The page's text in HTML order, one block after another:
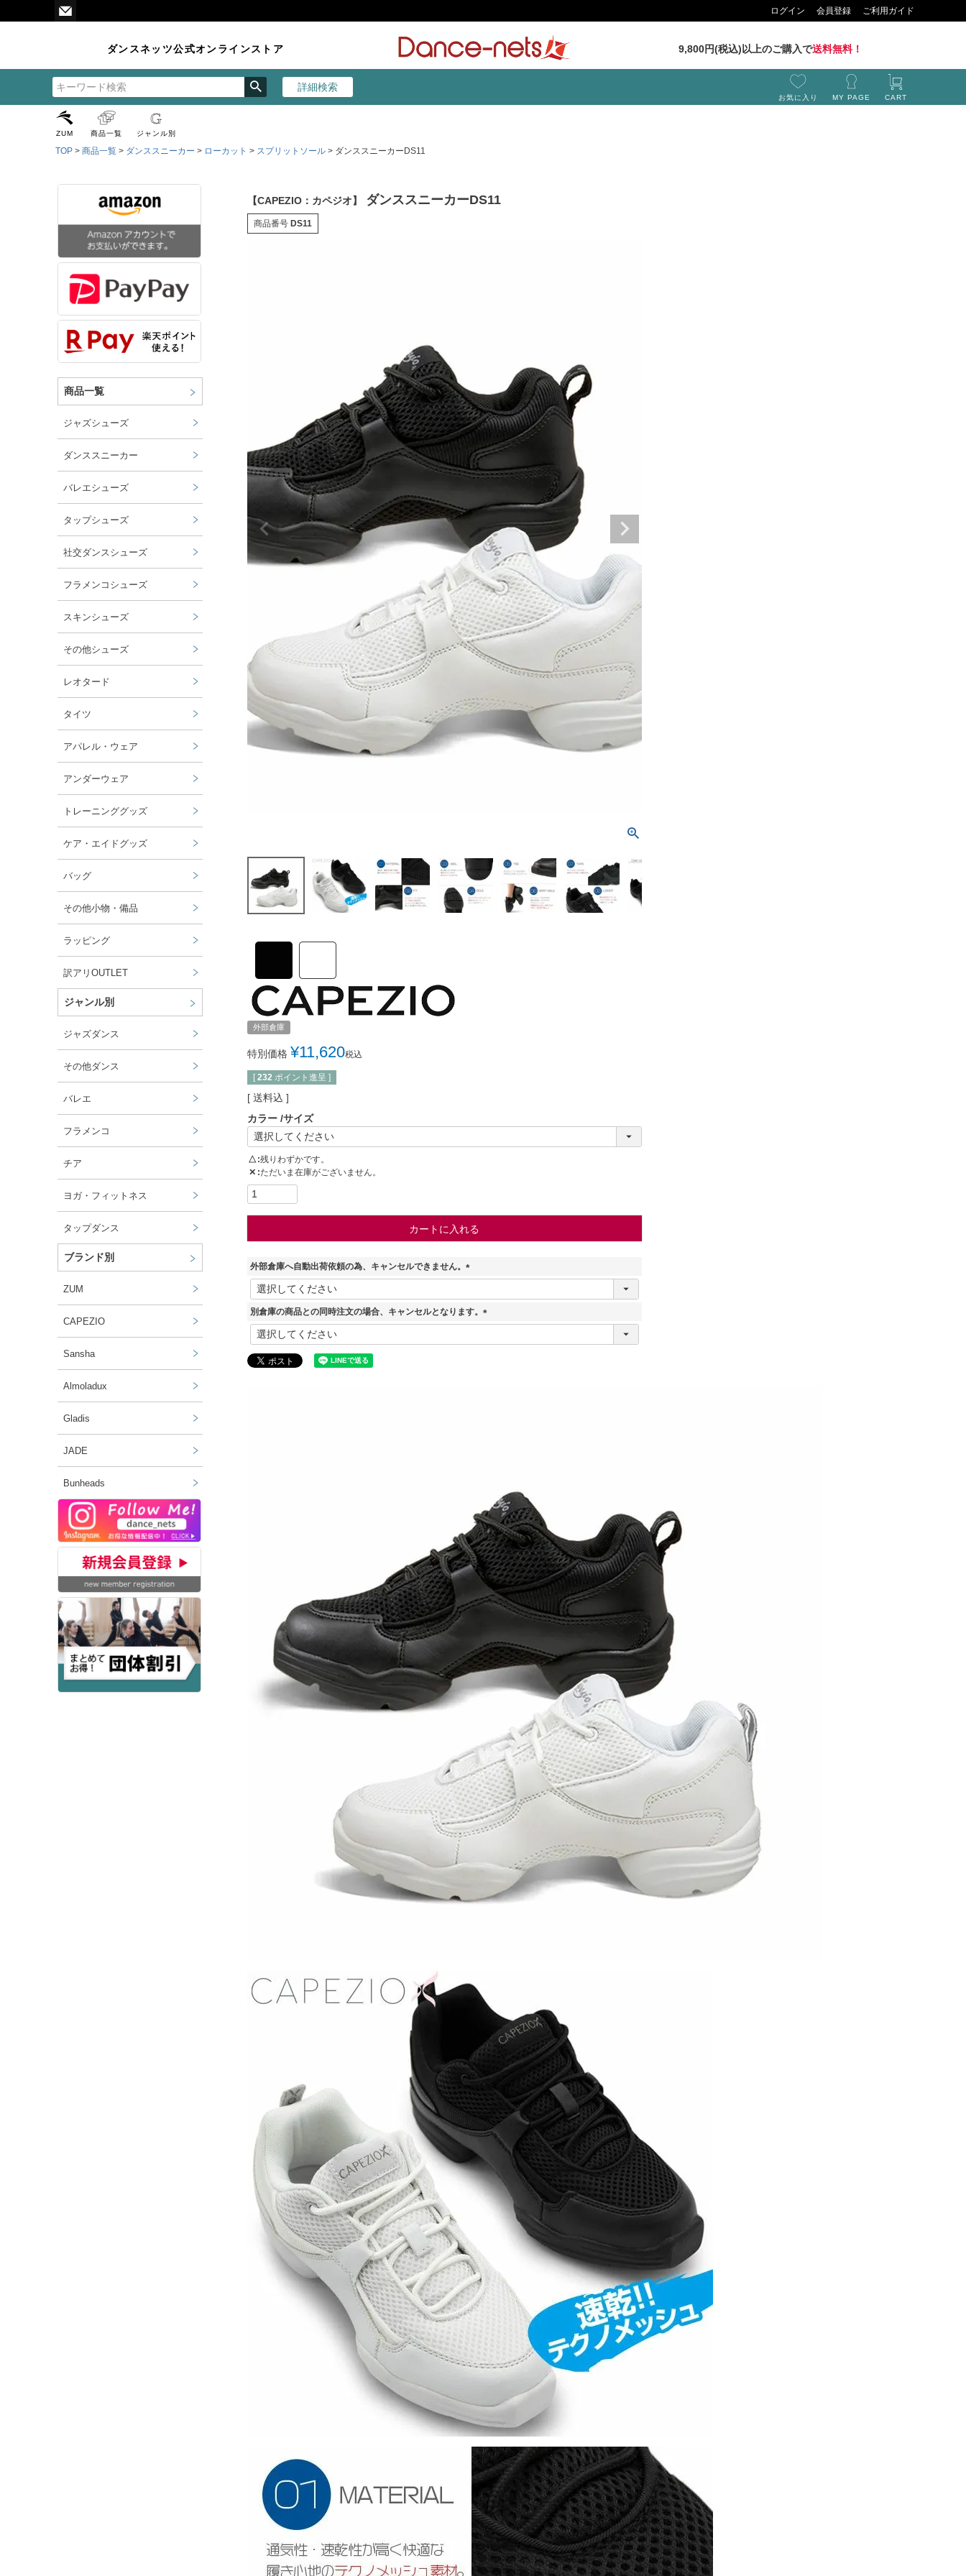
ログイン 会員登録 ご利用ガイド
ダンスネッツ公式オンラインストア 9,800円(税込)以上のご購入で送料無料！
詳細検索
検索
お気に入り MY PAGE CART
ZUM 商品一覧 ジャンル別
TOP 商品一覧 ダンススニーカー ローカット スプリットソール ダンススニーカーDS11
商品一覧
ジャズシューズ
ダンススニーカー
バレエシューズ
タップシューズ
社交ダンスシューズ
フラメンコシューズ
スキンシューズ
その他シューズ
レオタード
タイツ
アパレル・ウェア
アンダーウェア
トレーニンググッズ
ケア・エイドグッズ
バッグ
その他小物・備品
ラッピング
訳アリOUTLET
ジャンル別
ジャズダンス
その他ダンス
バレエ
フラメンコ
チア
ヨガ・フィットネス
タップダンス
ブランド別
ZUM
CAPEZIO
Sansha
Almoladux
Gladis
JADE
Bunheads
【CAPEZIO：カペジオ】 ダンススニーカーDS11
商品番号 DS11
外部倉庫
特別価格 ¥11,620税込
[ 232 ポイント進呈 ]
送料込
カラー サイズ
△ 残りわずかです。
✕ ただいま在庫がございません。
カートに入れる
外部倉庫へ自動出荷依頼の為、キャンセルできません。
(
須
別倉庫の商品との同時注文の場合、キャンセルとなります。
(